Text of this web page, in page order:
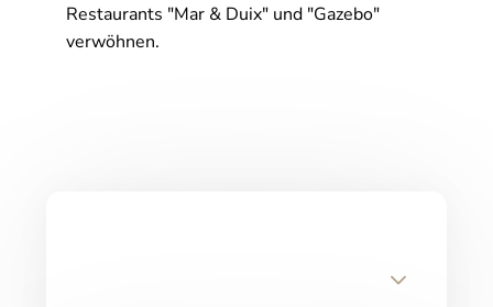
Restaurants "Mar & Duix" und "Gazebo"
verwöhnen.